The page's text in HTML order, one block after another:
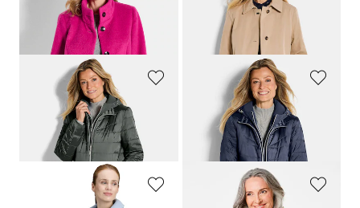
Manteau laineux avec col montant
179,00 CHF 349,00 CHF
Manteau 4 saisons
349,00 CHF
GOLDNER
179,00 CHF349,00 CHF
GOLDNER
179,00 CHF349,00 CHF